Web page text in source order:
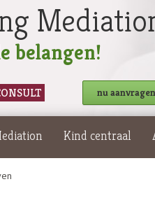
belangen!
nu aanvragen
Kind centraal